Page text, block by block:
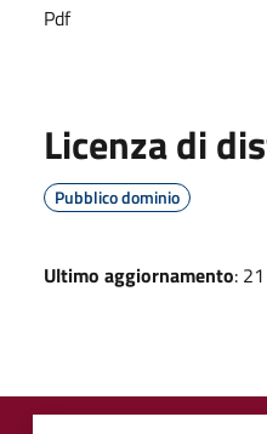
Pdf
Licenza di
Pubblico dominio
Ultimo aggiornamento: